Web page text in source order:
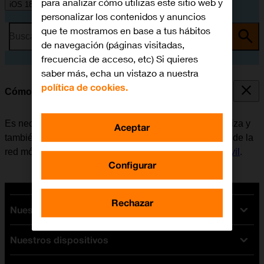
iOS 18
Busca por problema o tema
Cómo activar el móvil
Es necesario activar el móvil la primera vez que se utiliza y
también al restablecerlo. Antes de utilizar los servicios de la
red móvil, es necesarioinsertar la tarjeta SIM en el móvil .
Nuestras tarifas
Tarifas Orange
Tarifas fibra y móvil
Nuestros dispositivos
personalizar los contenidos y anuncios
que te mostramos en base a tus hábitos
de navegación (páginas visitadas,
frecuencia de acceso, etc) Si quieres
saber más, echa un vistazo a nuestra
política de cookies.
Configurar
Rechazar
Aceptar